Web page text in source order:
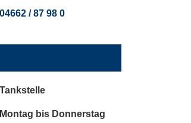
04662 / 87 98 0
Tankstelle
Montag bis Donnerstag